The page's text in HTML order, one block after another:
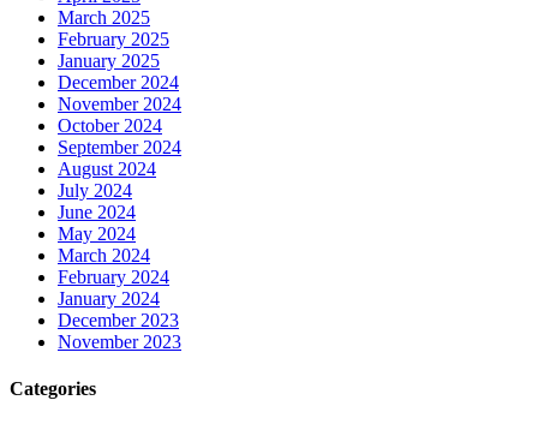
March 2025
February 2025
January 2025
December 2024
November 2024
October 2024
September 2024
August 2024
July 2024
June 2024
May 2024
March 2024
February 2024
January 2024
December 2023
November 2023
Categories